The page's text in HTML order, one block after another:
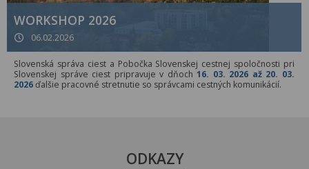
WORKSHOP 2026
06.02.2026
Slovenská správa ciest a Pobočka Slovenskej cestnej spoločnosti pri
Slovenskej správe ciest pripravuje v dňoch16. 03. 2026 až 20. 03.
2026ďalšie pracovné stretnutie so správcami cestných komunikácií.
ODKAZY